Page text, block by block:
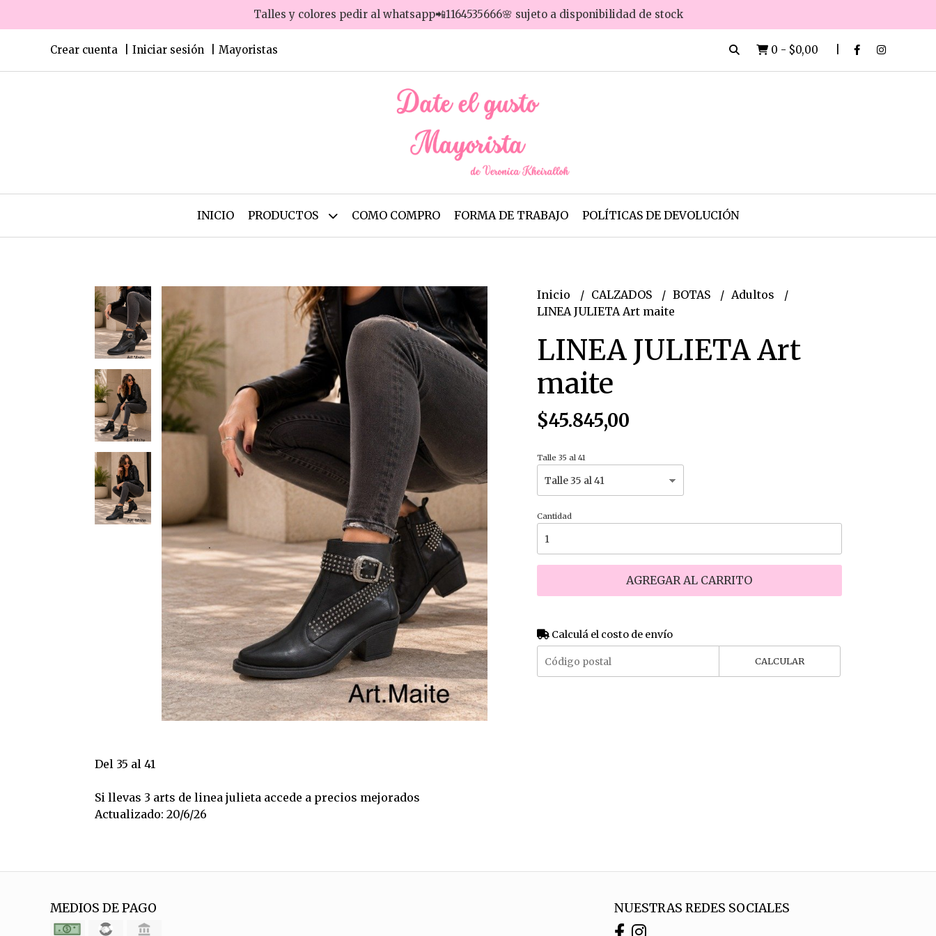
Talles y colores pedir al whatsapp📲1164535666🌸 sujeto a disponibilidad de stock
Crear cuenta Iniciar sesión Mayoristas 0 - $0,00
INICIO PRODUCTOS COMO COMPRO FORMA DE TRABAJO POLÍTICAS DE DEVOLUCIÓN
Del 35 al 41
Si llevas 3 arts de linea julieta accede a precios mejorados
Actualizado: 20/6/26
Inicio CALZADOS BOTAS
Adultos
LINEA JULIETA Art maite
LINEA JULIETA Art
maite
$45.845,00
Talle 35 al 41
Cantidad
AGREGAR AL CARRITO
Calculá el costo de envío
CALCULAR
MEDIOS DE PAGO NUESTRAS REDES SOCIALES